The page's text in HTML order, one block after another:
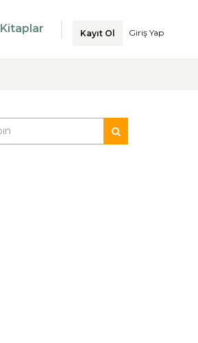
Kitaplar Kayıt Ol Giriş Yap